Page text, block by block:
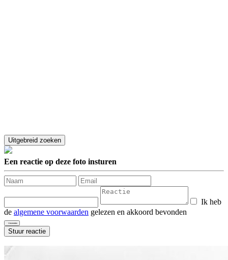
Een reactie op deze foto insturen
Ik heb
de algemene voorwaarden gelezen en akkoord bevonden